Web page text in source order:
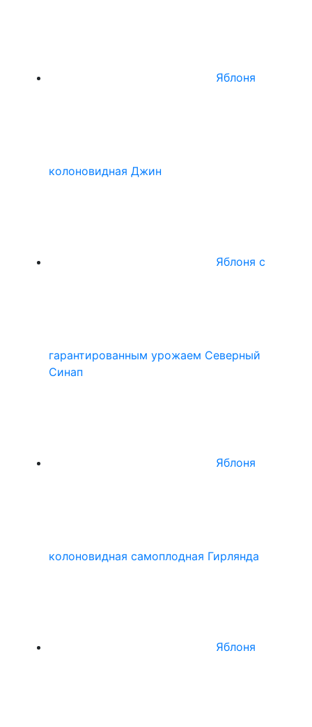
Яблоня
колоновидная Джин
Яблоня с
гарантированным урожаем Северный
Синап
Яблоня
колоновидная самоплодная Гирлянда
Яблоня